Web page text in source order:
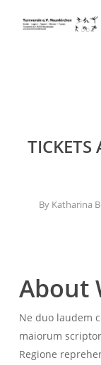
TICKETS
By Katharina
About
Ne duo laudem
maiorum
Regione